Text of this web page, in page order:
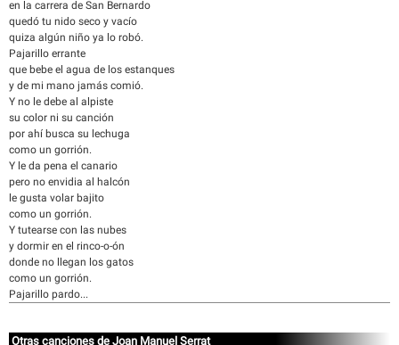
en la carrera de San Bernardo
quedó tu nido seco y vacío
quiza algún niño ya lo robó.
Pajarillo errante
que bebe el agua de los estanques
y de mi mano jamás comió.
Y no le debe al alpiste
su color ni su canción
por ahí busca su lechuga
como un gorrión.
Y le da pena el canario
pero no envidia al halcón
le gusta volar bajito
como un gorrión.
Y tutearse con las nubes
y dormir en el rinco-o-ón
donde no llegan los gatos
como un gorrión.
Pajarillo pardo...
Otras canciones de Joan Manuel Serrat